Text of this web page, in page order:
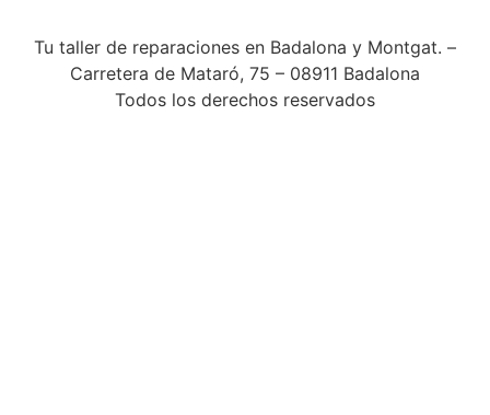
Tu taller de reparaciones en Badalona y Montgat. –
Carretera de Mataró, 75 – 08911 Badalona
Todos los derechos reservados